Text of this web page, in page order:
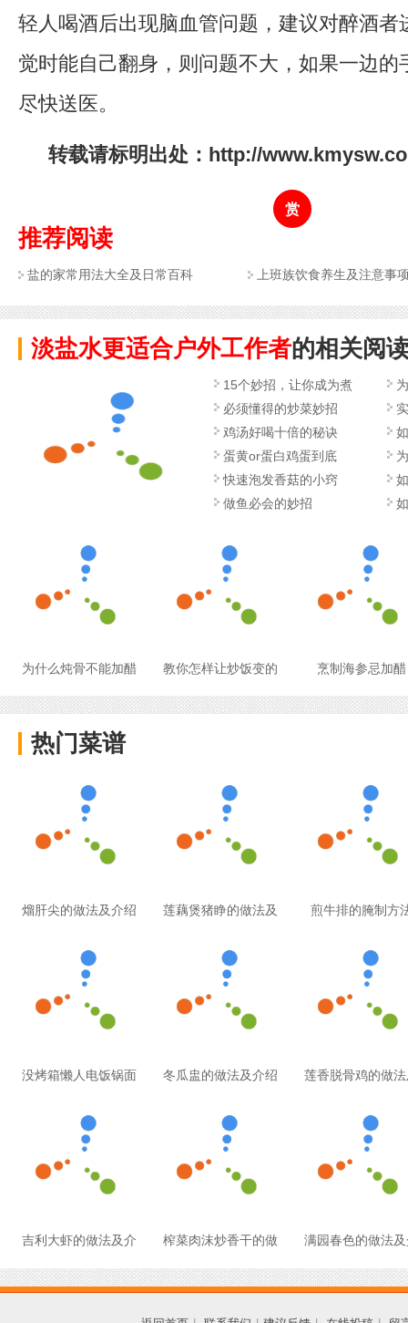
轻人喝酒后出现脑血管问题，建议对醉酒者
觉时能自己翻身，则问题不大，如果一边的
尽快送医。
转载请标明出处：http://
赏
推荐阅读
盐的家常用法大全及日常百科 上班族饮食养生及注意事
淡盐水更适合户外工作者的相关阅
15个妙招，让你成为煮
必须懂得的炒菜妙招
鸡汤好喝十倍的秘诀
蛋黄or蛋白鸡蛋到底
快速泡发香菇的小窍
做鱼必会的妙招
为什么炖骨不能加醋 教你怎样让炒饭变的 烹制海参忌加醋
热门菜谱
熘肝尖的做法及介绍 莲藕煲猪睁的做法及 煎牛排的腌制方
没烤箱懒人电饭锅面 冬瓜盅的做法及介绍 莲香脱骨鸡的做
吉利大虾的做法及介 榨菜肉沫炒香干的做 满园春色的做法